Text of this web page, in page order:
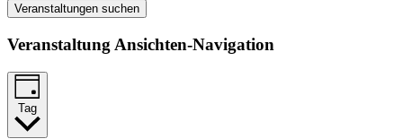
Veranstaltungen suchen
Veranstaltung Ansichten-Navigation
Tag